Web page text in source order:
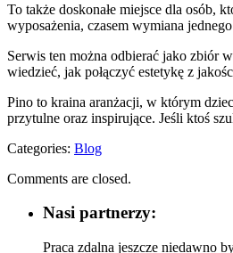
To także doskonałe miejsce dla osób,
wyposażenia, czasem wymiana
Serwis ten można odbierać jako zbiór
wiedzieć, jak połączyć estetykę z
Pino to kraina aranżacji, w którym
przytulne oraz inspirujące. Jeśli ktoś
Categories: Blog
Comments are closed.
Nasi partnerzy:
Praca zdalna jeszcze niedawno